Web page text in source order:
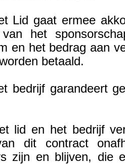
Lid gaat ermee
het
en het bedrag aan
betaald.
bedrijf garandeert
lid en het bedrijf
dit contract
zijn en blijven, die